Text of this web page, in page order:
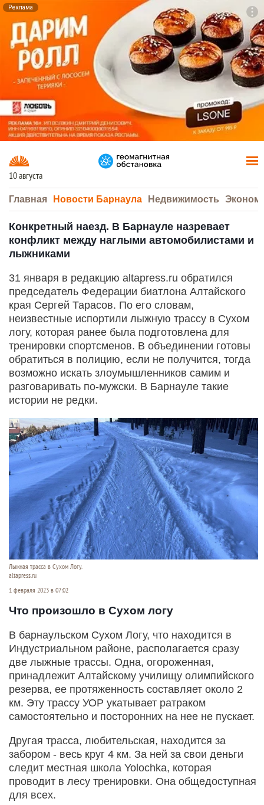
Реклама
10 августа
Главная Новости Барнаула Недвижимость
Конкретный наезд. В Барнауле назревает
конфликт между наглыми автомобилистами и
лыжниками
31 января в редакцию altapress.ru обратился
председатель Федерации биатлона Алтайского
края Сергей Тарасов. По его словам,
неизвестные испортили лыжную трассу в Сухом
логу, которая ранее была подготовлена для
тренировки спортсменов. В объединении готовы
обратиться в полицию, если не получится, тогда
возможно искать злоумышленников самим и
разговаривать по-мужски. В Барнауле такие
истории не редки.
Лыжная трасса в Сухом Логу.
altapress.ru
1 февраля 2023 в 07:02
Что произошло в Сухом логу
В барнаульском Сухом Логу, что находится в
Индустриальном районе, располагается сразу
две лыжные трассы. Одна, огороженная,
принадлежит Алтайскому училищу олимпийского
резерва, ее протяженность составляет около 2
км. Эту трассу УОР укатывает ратраком
самостоятельно и посторонних на нее не пускает.
Другая трасса, любительская, находится за
забором - весь круг 4 км. За ней за свои деньги
следит местная школа Yolochka, которая
проводит в лесу тренировки. Она общедоступная
для всех.